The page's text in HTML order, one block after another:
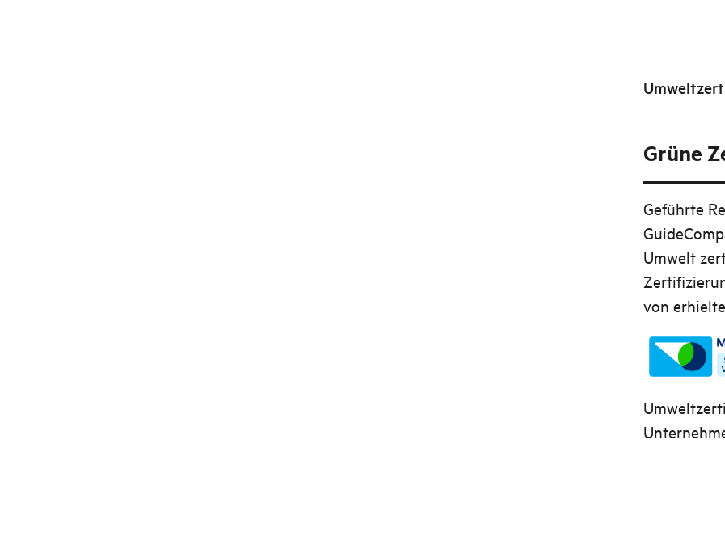
Grüne
Geführte
Umwelt
von